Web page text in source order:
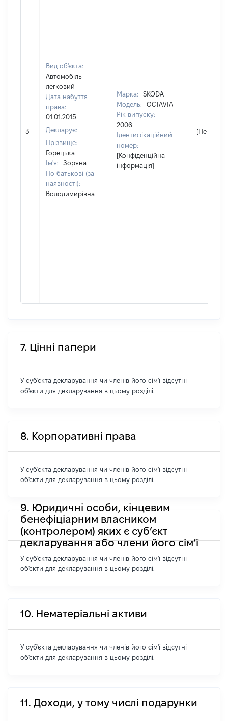
3
Вид об'єкта:
Автомобіль
легковий
Дата набуття
права:
01.01.2015
Декларує:
Прізвище:
Горецька
Ім'я:
Зоряна
По батькові (за
наявності):
Володимирівна
Марка:
SKODA
Модель:
OCTAVIA
Рік випуску:
2006
Ідентифікаційний
номер:
[Конфіденційна
інформація]
[Не
7. Цінні папери
У суб'єкта декларування чи членів його сім'ї відсутні
об'єкти для декларування в цьому розділі.
8. Корпоративні права
У суб'єкта декларування чи членів його сім'ї відсутні
об'єкти для декларування в цьому розділі.
9. Юридичні особи, кінцевим
бенефіціарним власником
(контролером) яких є суб’єкт
декларування або члени його сім’ї
У суб'єкта декларування чи членів його сім'ї відсутні
об'єкти для декларування в цьому розділі.
10. Нематеріальні активи
У суб'єкта декларування чи членів його сім'ї відсутні
об'єкти для декларування в цьому розділі.
11. Доходи, у тому числі подарунки